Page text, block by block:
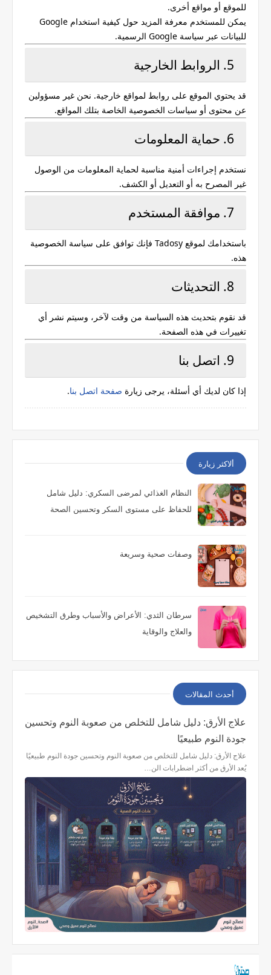
للموقع أو مواقع أخرى.
يمكن للمستخدم معرفة المزيد حول كيفية استخدام Google
للبيانات عبر سياسة Google الرسمية.
5. الروابط الخارجية
قد يحتوي الموقع على روابط لمواقع خارجية. نحن غير مسؤولين
عن محتوى أو سياسات الخصوصية الخاصة بتلك المواقع.
6. حماية المعلومات
نستخدم إجراءات أمنية مناسبة لحماية المعلومات من الوصول
غير المصرح به أو التعديل أو الكشف.
7. موافقة المستخدم
باستخدامك لموقع Tadosy فإنك توافق على سياسة الخصوصية
هذه.
8. التحديثات
قد نقوم بتحديث هذه السياسة من وقت لآخر، وسيتم نشر أي
تغييرات في هذه الصفحة.
9. اتصل بنا
إذا كان لديك أي أسئلة، يرجى زيارة صفحة اتصل بنا.
ألاكثر زيارة
النظام الغذائي لمرضى السكري: دليل شامل
للحفاظ على مستوى السكر وتحسين الصحة
وصفات صحية وسريعة
سرطان الثدي: الأعراض والأسباب وطرق التشخيص
والعلاج والوقاية
أحدث المقالات
علاج الأرق: دليل شامل للتخلص من صعوبة النوم وتحسين
جودة النوم طبيعيًا
علاج الأرق: دليل شامل للتخلص من صعوبة النوم وتحسين جودة النوم طبيعيًا
يُعد الأرق من أكثر اضطرابات الن…